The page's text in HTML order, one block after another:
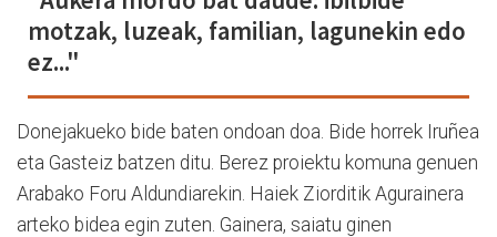
motzak, luzeak, familian, lagunekin edo
ez..."
Donejakueko bide baten ondoan doa. Bide horrek Iruñea
eta Gasteiz batzen ditu. Berez proiektu komuna genuen
Arabako Foru Aldundiarekin. Haiek Ziorditik Agurainera
arteko bidea egin zuten. Gainera, saiatu ginen